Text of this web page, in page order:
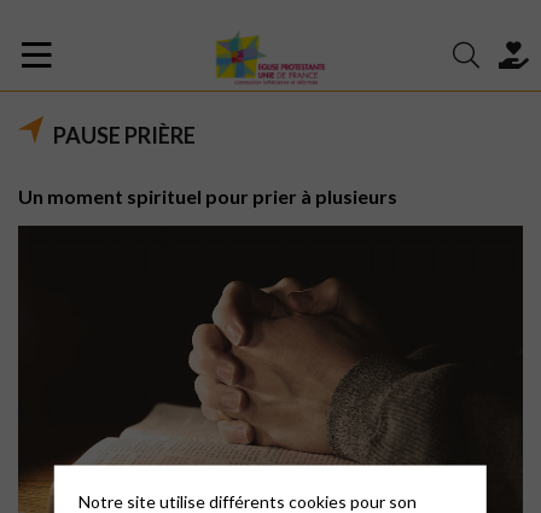
PAUSE PRIÈRE
Un moment spirituel pour prier à plusieurs
Notre site utilise différents cookies pour son